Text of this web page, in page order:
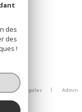
Mentions légales
Admin
des
des
!